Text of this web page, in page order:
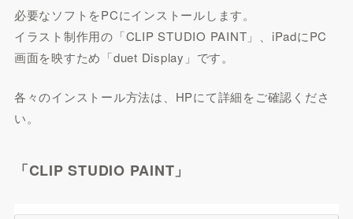
必要なソフトをPCにインストールします。
イラスト制作用の「CLIP STUDIO PAINT」、iPadにPC
画面を映すため「duet Display」です。
各々のインストール方法は、HPにて詳細をご確認くださ
い。
「CLIP STUDIO PAINT」